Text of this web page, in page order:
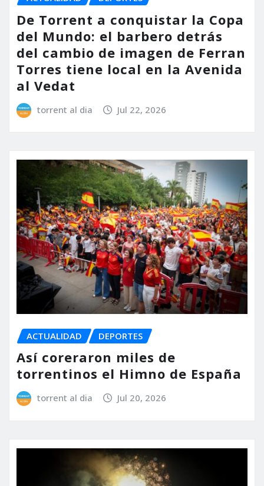
De Torrent a conquistar la Copa
del Mundo: el barbero detrás
del cambio de imagen de Ferran
Torres tiene local en la Avenida
al Vedat
torrent al dia Jul 22, 2026
ACTUALIDAD DEPORTES
Así coreraron miles de
torrentinos el Himno de España
torrent al dia Jul 20, 2026